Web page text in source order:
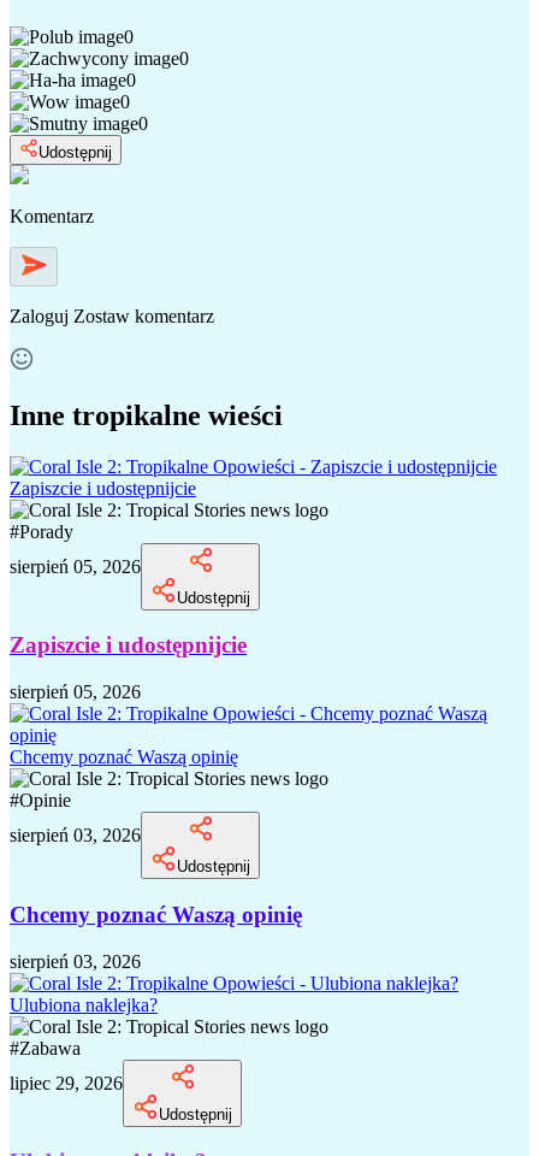
0
0
0
0
0
Udostępnij
Komentarz
Zaloguj Zostaw komentarz
Inne tropikalne wieści
Zapiszcie i udostępnijcie
#Porady
sierpień 05, 2026
Udostępnij
Zapiszcie i udostępnijcie
sierpień 05, 2026
Chcemy poznać Waszą opinię
#Opinie
sierpień 03, 2026
Udostępnij
Chcemy poznać Waszą opinię
sierpień 03, 2026
Ulubiona naklejka?
#Zabawa
lipiec 29, 2026
Udostępnij